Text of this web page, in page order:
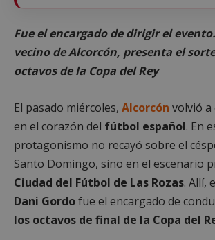
Fue el encargado de dirigir el
vecino de Alcorcón, presenta el
octavos de la Copa del Rey
El pasado miércoles, Alcorcón volvió
en el corazón del fútbol español. En
protagonismo no recayó sobre el
Santo Domingo, sino en el escenario
Ciudad del Fútbol de Las Rozas. Allí,
Dani Gordofue el encargado de
los octavos de final de la Copa del